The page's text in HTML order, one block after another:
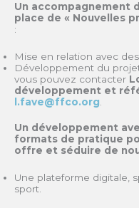
Un accompagnement
place de « Nouvelles
:
Mise en relation avec
Développement du
vous pouvez contacter
développement et
l.fave@ffco.org
Un développement
formats de pratique
offre et séduire de
Une plateforme digitale,
sport.